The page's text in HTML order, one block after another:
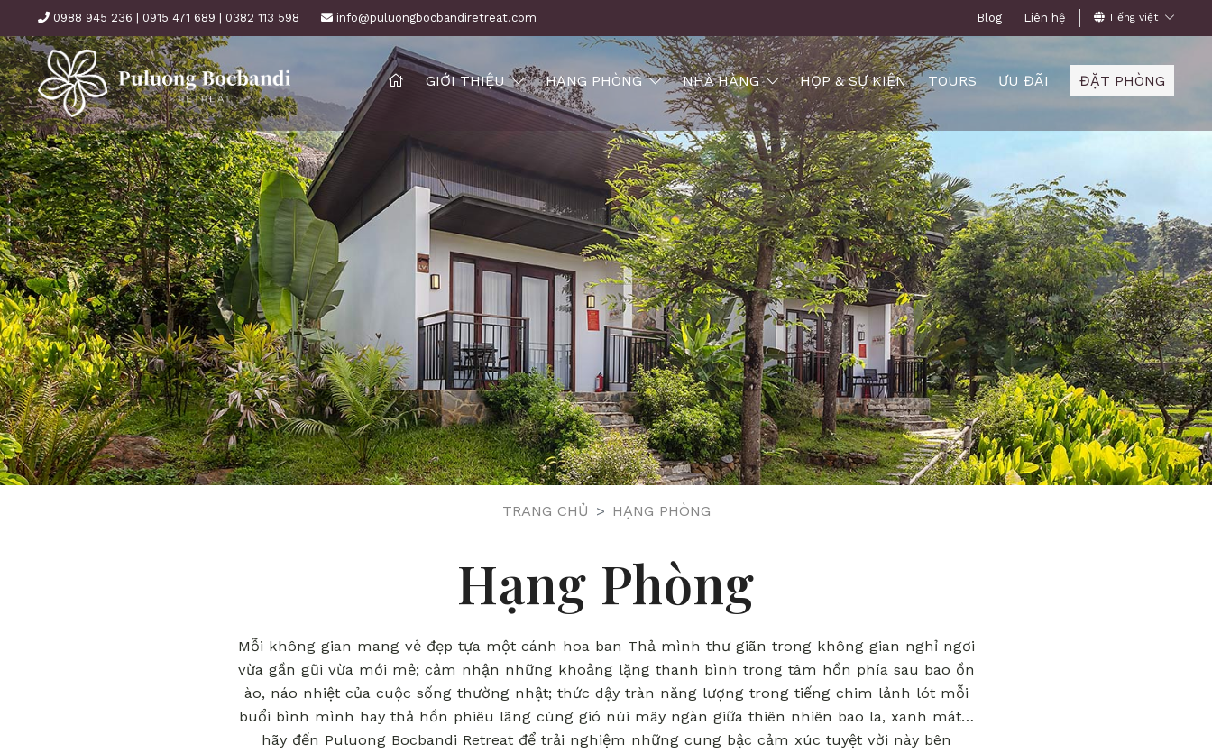
0988 945 236 | 0915 471 689 | 0382 113 598 info@puluongbocbandiretreat.com Blog Liên hệ Tiếng việt
GIỚI THIỆU HẠNG PHÒNG NHÀ HÀNG HỌP & SỰ KIỆN TOURS ƯU ĐÃI ĐẶT PHÒNG
TRANG CHỦ HẠNG PHÒNG
Hạng Phòng
Mỗi không gian mang vẻ đẹp tựa một cánh hoa ban Thả mình thư giãn trong không gian nghỉ ngơi
vừa gần gũi vừa mới mẻ; cảm nhận những khoảng lặng thanh bình trong tâm hồn phía sau bao ồn
ào, náo nhiệt của cuộc sống thường nhật; thức dậy tràn năng lượng trong tiếng chim lảnh lót mỗi
buổi bình mình hay thả hồn phiêu lãng cùng gió núi mây ngàn giữa thiên nhiên bao la, xanh mát…
hãy đến Puluong Bocbandi Retreat để trải nghiệm những cung bậc cảm xúc tuyệt vời này bên